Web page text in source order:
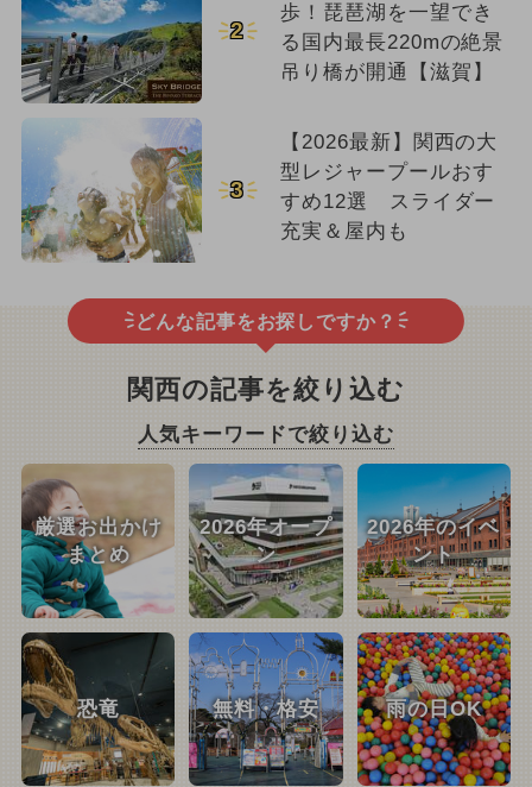
2
歩！琵琶湖を一望でき
る国内最長220mの絶景
吊り橋が開通【滋賀】
3
【2026最新】関西の大
型レジャープールおす
すめ12選 スライダー
充実＆屋内も
どんな記事をお探しですか？
関西の記事を絞り込む
人気キーワードで絞り込む
厳選お出かけ
まとめ
2026年オープ
ン
2026年のイベ
ント
恐竜 無料・格安 雨の日OK